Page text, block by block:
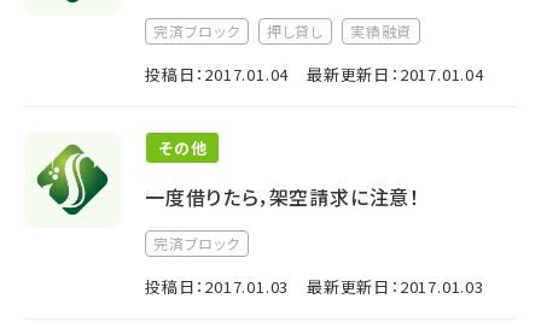
完済ブロック 押し貸し 実績融資
投稿日：2017.01.04 最新更新日：2017.01.04
その他
一度借りたら，架空請求に注意！
完済ブロック
投稿日：2017.01.03 最新更新日：2017.01.03